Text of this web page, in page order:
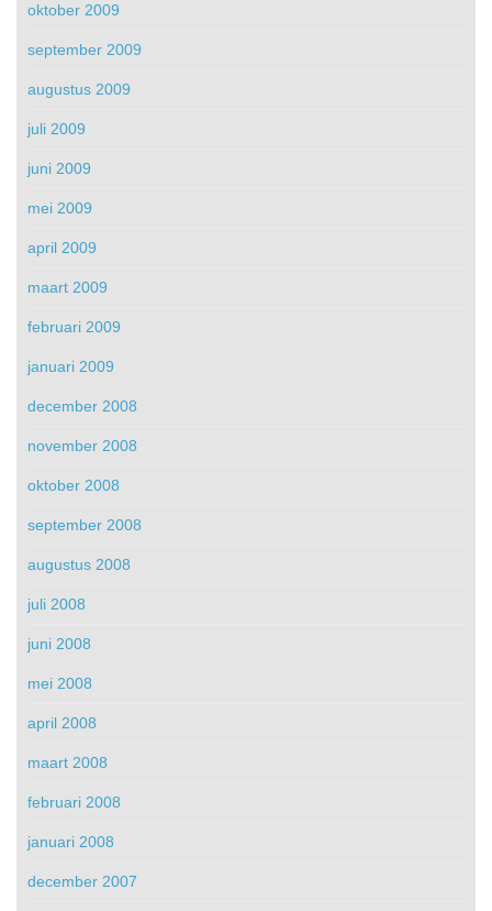
oktober 2009
september 2009
augustus 2009
juli 2009
juni 2009
mei 2009
april 2009
maart 2009
februari 2009
januari 2009
december 2008
november 2008
oktober 2008
september 2008
augustus 2008
juli 2008
juni 2008
mei 2008
april 2008
maart 2008
februari 2008
januari 2008
december 2007